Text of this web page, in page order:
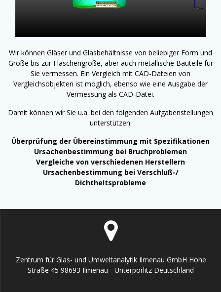
Wir können Gläser und Glasbehältnisse von beliebiger Form und
Größe bis zur Flaschengröße, aber auch metallische Bauteile für
Sie vermessen. Ein Vergleich mit CAD-Dateien von
Vergleichsobjekten ist möglich, ebenso wie eine Ausgabe der
Vermessung als CAD-Datei.
Damit können wir Sie u.a. bei den folgenden Aufgabenstellungen
unterstützen:
Überprüfung der Übereinstimmung mit Spezifikationen
Ursachenbestimmung bei Bruchproblemen
Vergleiche von verschiedenen Herstellern
Ursachenbestimmung bei Verschluß-/
Dichtheitsprobleme
Zentrum für Glas- und Umweltanalytik Ilmenau GmbH Hohe
Straße 45 98693 Ilmenau - Unterpörlitz Deutschland